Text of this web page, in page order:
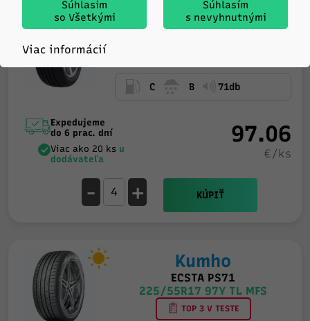
Tristar
C B 71db
Expedujeme
do 6 prac. dní
Viac ako 20 ks u
dodávateľa
97.06
€/ks
- + KÚPIŤ
Kumho
ECSTA PS71
225/55R17 97Y TL MFS
TOP 3 V TESTE
Súhlasim
so Všetkými
Súhlasím
s nevyhnutnými
Viac informácií